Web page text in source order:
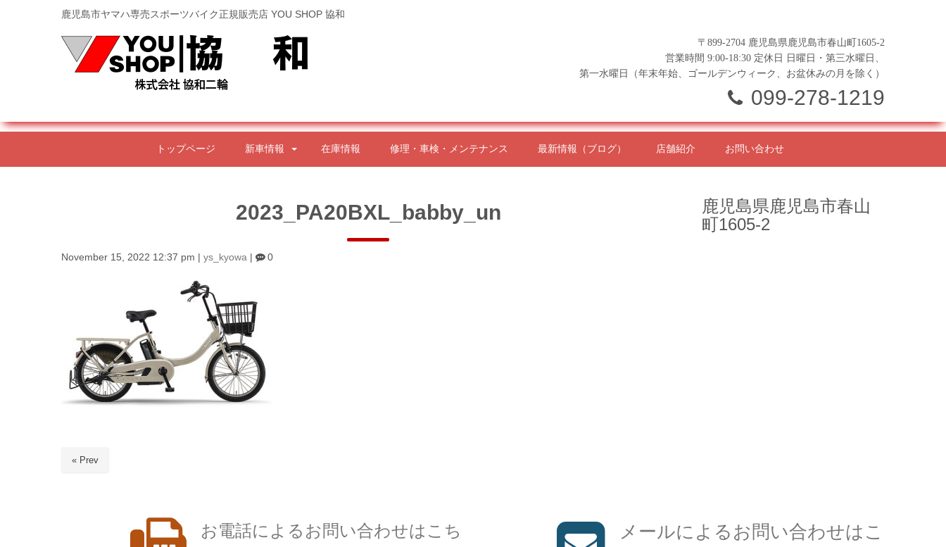
鹿児島市ヤマハ専売スポーツバイク正規販売店 YOU SHOP 協和
〒899-2704 鹿児島県鹿児島市春山町1605-2
営業時間 9:00-18:30 定休日 日曜日・第三水曜日、
第一水曜日（年末年始、ゴールデンウィーク、お盆休みの月を除く）
099-278-1219
トップページ 新車情報 在庫情報 修理・車検・メンテナンス 最新情報（ブログ） 店舗紹介 お問い合わせ
2023_PA20BXL_babby_un
November 15, 2022 12:37 pm ys_kyowa 0
« Prev
鹿児島県鹿児島市春山
町1605-2
お電話によるお問い合わせはこち
メールによるお問い合わせはこ